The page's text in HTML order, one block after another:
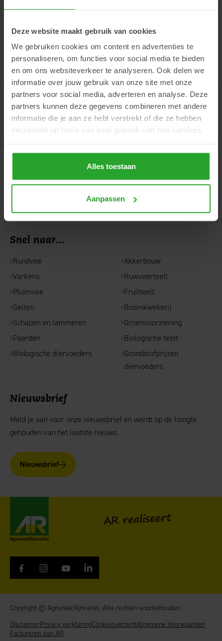
Deze website maakt gebruik van cookies
We gebruiken cookies om content en advertenties te
personaliseren, om functies voor social media te bieden
en om ons websiteverkeer te analyseren. Ook delen we
informatie over jouw gebruik van onze site met onze
partners voor social media, adverteren en analyse. Deze
partners kunnen deze gegevens combineren met andere
informatie die je aan ze hebt verstrekt of die ze hebben
verzameld op basis van jouw gebruik van hun services.
Alles toestaan
Aanpassen
2 liter Zwavel + 3 kg Vitisan + 0,75 liter Silicatop/ha en
afwisselen met 0,2 liter Luna Privilege + 2 liter Zwavel + 3 kg
Vitisan + 0,75 liter Silicatop/ha.
AgruniekRijnvallei
Rijnhaven 14
info@argroep.nl
Snel naar...
Rundvee
Varkens
Pluimvee
Geiten
Schapen en lammeren
Paarden
Biologische diervoeders
Akkerbouw
Ruwvoerteelt
Fruitteelt
Boomkwekerij
Groenvoorziening
Biologische teelt
Grondstofprijzen
diervoeders
Nieuwsbrief
Meld je aan voor onze nieuwsbrief en wordt op de hoogte
gehouden van het laatste nieuws.
Nieuwsbrief
AR realiseert
Copyright © AgruniekRijnvallei. Alle rechten voorbehouden.
DisclaimerPrivacy verklaringCookieoverzichtAlgemene Voorwaarden
Factureren aan AR